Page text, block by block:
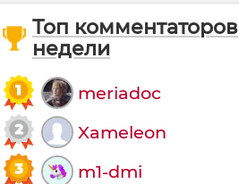
Топ комментаторов
недели
meriadoc
Xameleon
m1-dmi